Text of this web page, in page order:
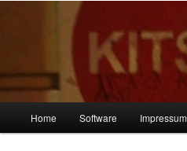
Home Software Impressum